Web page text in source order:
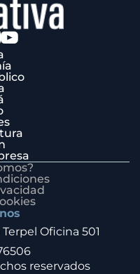
Oficina 501
reservados